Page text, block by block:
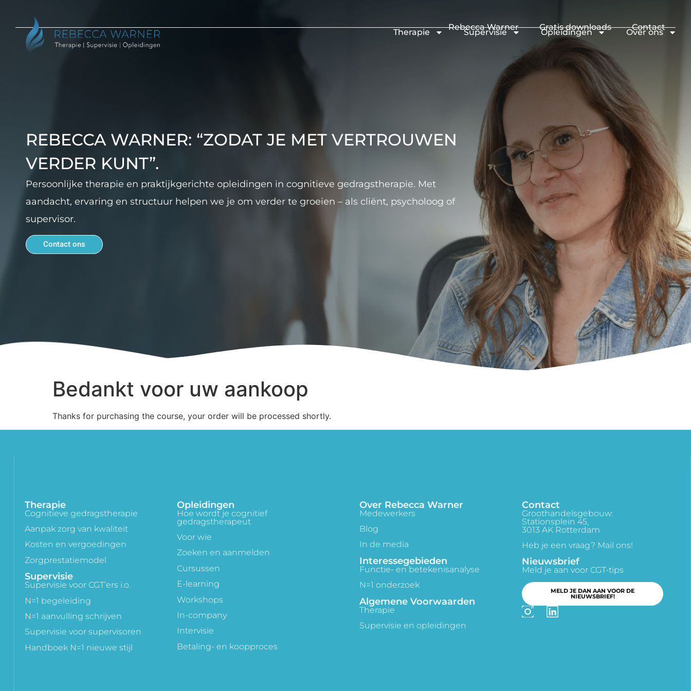
Rebecca Warner Gratis downloads Contact
Therapie Supervisie Opleidingen Over ons
REBECCA WARNER: “ZODAT JE MET VERTROUWEN
VERDER KUNT”.
Persoonlijke therapie en praktijkgerichte opleidingen in cognitieve gedragstherapie. Met
aandacht, ervaring en structuur helpen we je om verder te groeien – als cliënt, psycholoog of
supervisor.
Contact ons
Bedankt voor uw aankoop
Thanks for purchasing the course, your order will be processed shortly.
Therapie
Cognitieve gedragstherapie
Aanpak zorg van kwaliteit
Kosten en vergoedingen
Zorgprestatiemodel
Supervisie
Supervisie voor CGT’ers i.o.
N=1 begeleiding
N=1 aanvulling schrijven
Supervisie voor supervisoren
Handboek N=1 nieuwe stijl
Opleidingen
Hoe wordt je cognitief
gedragstherapeut
Voor wie
Zoeken en aanmelden
Cursussen
E-learning
Workshops
In-company
Intervisie
Betaling- en koopproces
Over Rebecca Warner
Medewerkers
Blog
In de media
Interessegebieden
Functie- en betekenisanalyse
N=1 onderzoek
Algemene Voorwaarden
Therapie
Supervisie en opleidingen
Contact
Groothandelsgebouw:
Stationsplein 45,
3013 AK Rotterdam
Heb je een vraag? Mail ons!
Nieuwsbrief
Meld je aan voor CGT-tips
MELD JE DAN AAN VOOR DE
NIEUWSBRIEF!